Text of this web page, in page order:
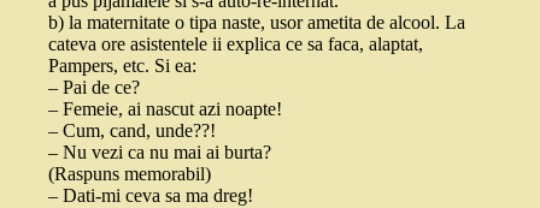
b) la maternitate o tipa naste, usor ametita de alcool. La
cateva ore asistentele ii explica ce sa faca, alaptat,
Pampers, etc. Si ea:
– Pai de ce?
– Femeie, ai nascut azi noapte!
– Cum, cand, unde??!
– Nu vezi ca nu mai ai burta?
(Raspuns memorabil)
– Dati-mi ceva sa ma dreg!